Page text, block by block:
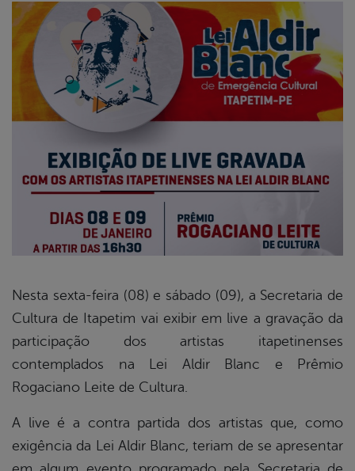
Nesta sexta-feira (08) e sábado (09), a Secretaria de
Cultura de Itapetim vai exibir em live a gravação da
participação dos artistas itapetinenses
contemplados na Lei Aldir Blanc e Prêmio
Rogaciano Leite de Cultura.
A live é a contra partida dos artistas que, como
exigência da Lei Aldir Blanc, teriam de se apresentar